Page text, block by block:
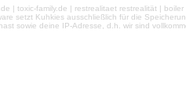
| toxic-family.de | restrealitaet restrealität | boiler
setzt Kuhkies ausschließlich für die
sowie deine IP-Adresse, d.h. wir sind